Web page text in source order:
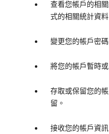
查看您帳戶的相
式的相關統計資料
變更您的帳戶密碼
將您的帳戶暫時
存取或保留您的
留。
接收您的帳戶資